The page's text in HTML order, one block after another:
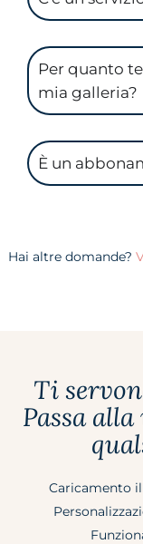
Per quanto
mia galleria?
È un
Hai altre domande?
Ti
Passa
Caricamento